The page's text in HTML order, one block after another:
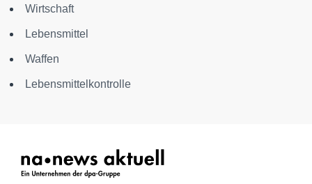
Wirtschaft
Lebensmittel
Waffen
Lebensmittelkontrolle